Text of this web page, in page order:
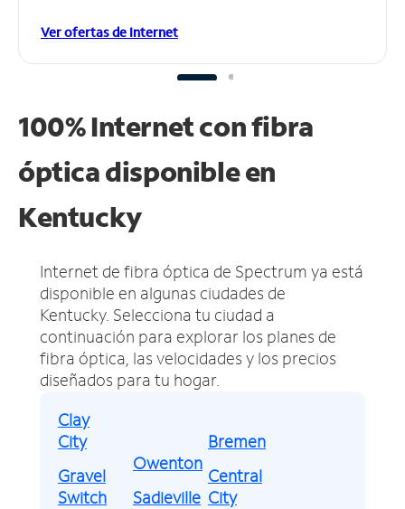
Ver ofertas de Internet
100% Internet con fibra
óptica disponible en
Kentucky
Internet de fibra óptica de Spectrum ya está
disponible en algunas ciudades de
Kentucky. Selecciona tu ciudad a
continuación para explorar los planes de
fibra óptica, las velocidades y los precios
diseñados para tu hogar.
Clay
City
Gravel
Switch
Owenton
Sadieville
Bremen
Central
City